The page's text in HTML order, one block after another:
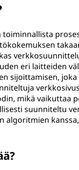
eri laitteiden
sijoittamisen,
mikä vaikuttaa
suunniteltu
algoritmien